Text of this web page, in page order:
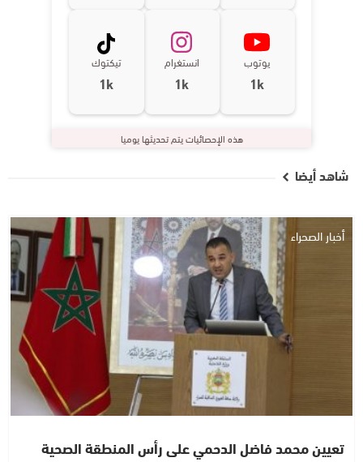
يوتوب
1k
انستغرام
1k
تيكتوك
1k
هذه الإحصائيات يتم تحديثها يوميا
شاهد أيضا
أخبار الصحراء
تعيين محمد فاضل الدحمي على رأس المنطقة الصحية